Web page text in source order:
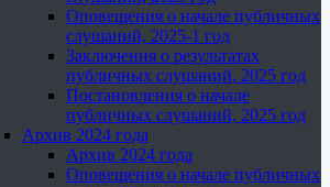
Оповещения о начале публичных
слушаний, 2025-1 год
Заключения о результатах
публичных слушаний, 2025 год
Постановления о начале
публичных слушаний, 2025 год
Архив 2024 года
Архив 2024 года
Оповещения о начале публичных